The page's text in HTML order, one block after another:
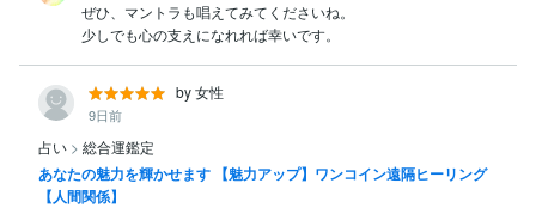
ぜひ、マントラも唱えてみてくださいね。
少しでも心の支えになれれば幸いです。
by 女性
9日前
占い > 総合運鑑定
あなたの魅力を輝かせます 【魅力アップ】ワンコイン遠隔ヒーリング
【人間関係】